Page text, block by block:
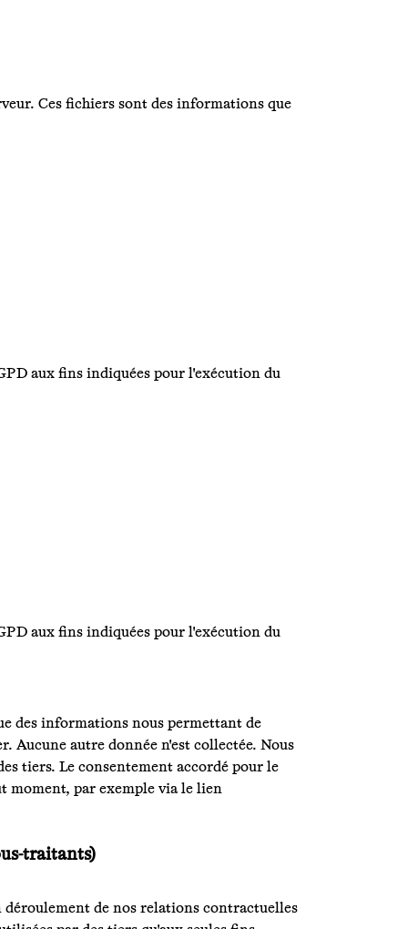
Ces fichiers sont des informations que
aux fins indiquées pour l'exécution du
aux fins indiquées pour l'exécution du
des informations nous permettant de
Aucune autre donnée n'est collectée. Nous
tiers. Le consentement accordé pour le
moment, par exemple via le lien
traitants)
déroulement de nos relations contractuelles